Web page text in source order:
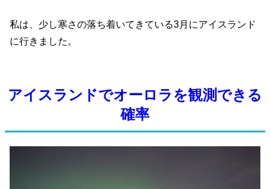
私は、少し寒さの落ち着いてきている3月にアイスランド
に行きました。
アイスランドでオーロラを観測できる
確率